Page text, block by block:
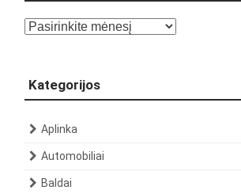
Archyvas
Kategorijos
Aplinka
Automobiliai
Baldai